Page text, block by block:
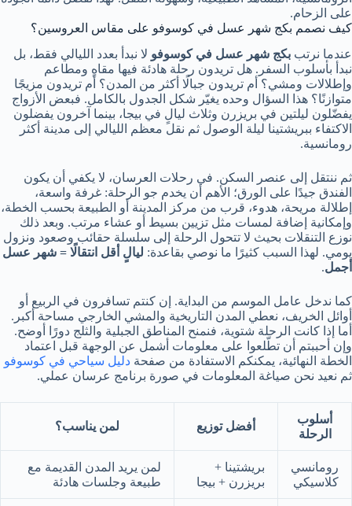
على الزحام.
كيف نصمم بكج شهر عسل في كوسوفو على مقاس العروسين؟
عندما نرتب بكج شهر عسل في كوسوفو لا نبدأ بعدد الليالي فقط، بل
نبدأ بأسلوب السفر. هل تريدون رحلة هادئة فيها مقاهٍ ومطاعم
وإطلالات ومشي؟ أم تريدون جبالًا أكثر من المدن؟ أم تريدون مزيجًا
متوازنًا؟ هذا السؤال وحده يغيّر شكل الجدول بالكامل. فبعض الأزواج
يفضّلون ليلتين في بريزرن وثلاث ليالٍ في بيجا، بينما آخرون يفضلون
الاكتفاء ببريشتينا ليلة الوصول ثم نقل معظم الليالي إلى مدينة أكثر
رومانسية.
ثم ننتقل إلى عنصر السكن. في رحلات العرسان، لا يكفي أن يكون
الفندق جيدًا على الورق؛ الأهم أن يخدم جو الرحلة: غرفة واسعة،
إطلالة مريحة، هدوء، قرب من مركز المدينة أو الطبيعة بحسب الخطة،
وإمكانية إضافة لمسات مثل تزيين بسيط أو عشاء مرتب. وبعد ذلك
نوزع التنقلات بحيث لا تتحول الرحلة إلى سلسلة حقائب وصعود ونزول
يومي. لهذا السبب كثيرًا ما نوصي بقاعدة: ليالٍ أقل انتقالًا = شهر عسل
أجمل.
كما ندخل عامل الموسم من البداية. إن كنتم تسافرون في الربيع أو
أوائل الخريف، نعطي المدن التاريخية والمشي الخارجي مساحة أكبر.
أما إذا كانت الرحلة شتوية، فنمنح المناطق الجبلية والثلج دورًا أوضح.
وإن أحببتم أن تطّلعوا على معلومات أشمل عن الوجهة قبل اعتماد
الخطة النهائية، يمكنكم الاستفادة من صفحة دليل سياحي في كوسوفو
ثم نعيد نحن صياغة المعلومات في صورة برنامج عرسان عملي.
أسلوب
الرحلة
أفضل توزيع لمن يناسب؟
رومانسي
كلاسيكي
بريشتينا +
بريزرن + بيجا
لمن يريد المدن القديمة مع
طبيعة وجلسات هادئة